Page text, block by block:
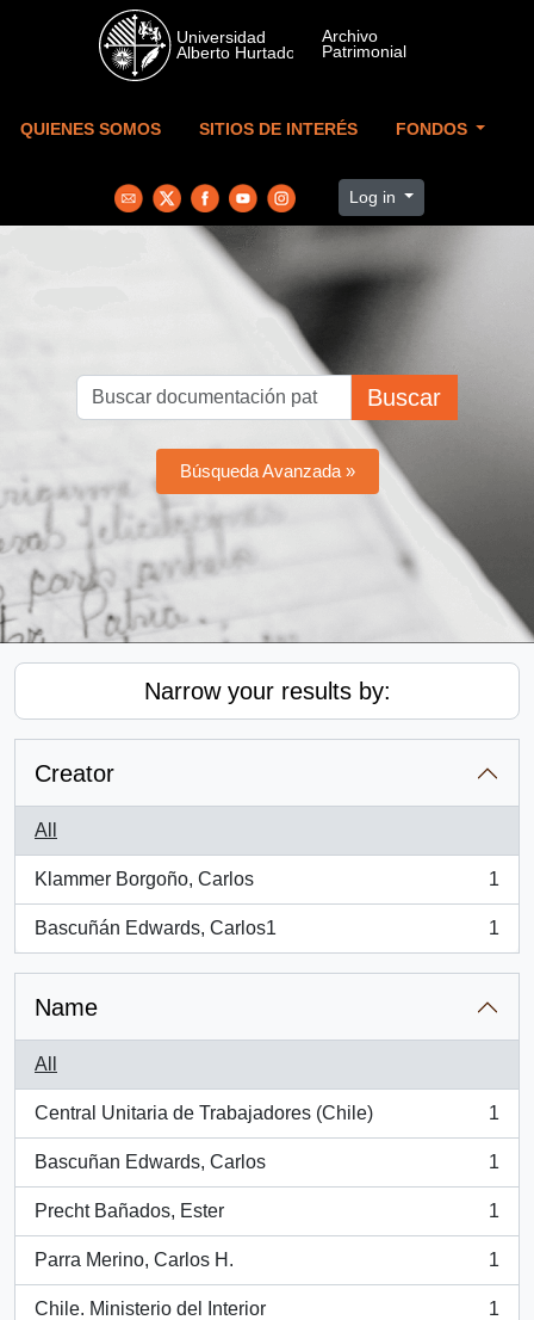
Skip to main content
QUIENES SOMOS SITIOS DE INTERÉS FONDOS
Log in
Buscar
Búsqueda Avanzada »
Narrow your results by:
Creator
All
Klammer Borgoño, Carlos
, 1 results
1
Bascuñán Edwards, Carlos1
, 1 results
1
Name
All
Central Unitaria de Trabajadores (Chile)
, 1 results
1
Bascuñan Edwards, Carlos
, 1 results
1
Precht Bañados, Ester
, 1 results
1
Parra Merino, Carlos H.
, 1 results
1
Chile. Ministerio del Interior 1